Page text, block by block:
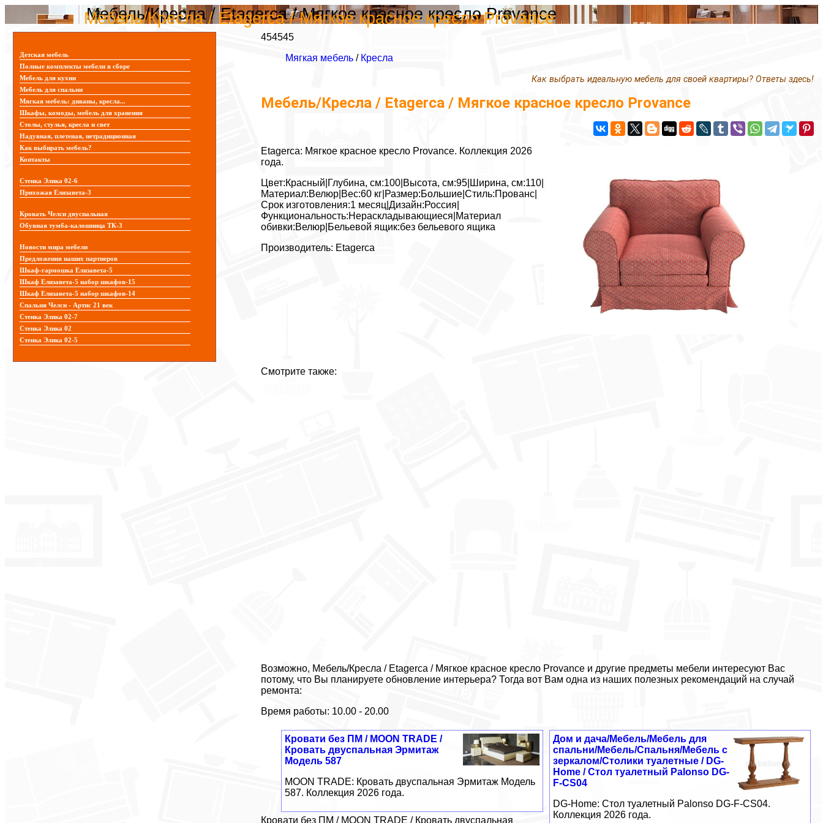
Мебель/Кресла / Etagerca / Мягкое красное кресло Provance
Мебель/Кресла / Etagerca / Мягкое красное кресло Provance
454545
Мягкая мебель / Кресла
Как выбрать идеальную мебель для своей квартиры? Ответы здесь!
Мебель/Кресла / Etagerca / Мягкое красное кресло Provance
Etagerca: Мягкое красное кресло Provance. Коллекция 2026
года.
Цвет:Красный|Глубина, см:100|Высота, см:95|Ширина, см:110|
Материал:Велюр|Вес:60 кг|Размер:Большие|Стиль:Прованс|
Срок изготовления:1 месяц|Дизайн:Россия|
Функциональность:Нераскладывающиеся|Материал
обивки:Велюр|Бельевой ящик:без бельевого ящика
Производитель: Etagerca
Смотрите также:
Возможно, Мебель/Кресла / Etagerca / Мягкое красное кресло Provance и другие предметы мебели интересуют Вас
потому, что Вы планируете обновление интерьера? Тогда вот Вам одна из наших полезных рекомендаций на случай
ремонта:
Время работы: 10.00 - 20.00
Дом и дача/Мебель/Мебель для
спальни/Мебель/Спальня/Мебель с
зеркалом/Столики туалетные / DG-
Home / Стол туалетный Palonso DG-
F-CS04
DG-Home: Стол туалетный Palonso DG-F-CS04.
Коллекция 2026 года.
Кровати без ПМ / MOON TRADE /
Кровать двуспальная Эрмитаж
Модель 587
MOON TRADE: Кровать двуспальная Эрмитаж Модель
587. Коллекция 2026 года.
Кровати без ПМ / MOON TRADE / Кровать двуспальная
Детская мебель
Полные комплекты мебели в сборе
Мебель для кухни
Мебель для спальни
Мягкая мебель: диваны, кресла...
Шкафы, комоды, мебель для хранения
Столы, стулья, кресла и свет
Надувная, плетеная, нетрадиционная
Как выбирать мебель?
Контакты
Стенка Элика 02-6
Прихожая Елизавета-3
Кровать Челси двуспальная
Обувная тумба-калошница ТК-3
Новости мира мебели
Предложения наших партнеров
Шкаф-гармошка Елизавета-5
Шкаф Елизавета-5 набор шкафов-15
Шкаф Елизавета-5 набор шкафов-14
Спальня Челси - Артис 21 век
Стенка Элика 02-7
Стенка Элика 02
Стенка Элика 02-5